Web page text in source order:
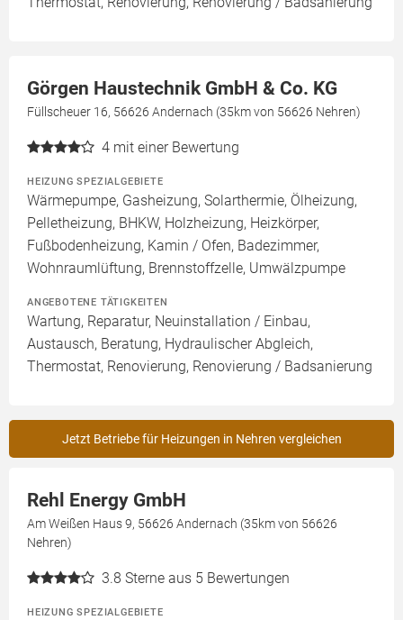
Görgen Haustechnik GmbH & Co. KG
Füllscheuer 16, 56626 Andernach (35km von 56626 Nehren)
4 mit einer Bewertung
HEIZUNG SPEZIALGEBIETE
Wärmepumpe, Gasheizung, Solarthermie, Ölheizung,
Pelletheizung, BHKW, Holzheizung, Heizkörper,
Fußbodenheizung, Kamin / Ofen, Badezimmer,
Wohnraumlüftung, Brennstoffzelle, Umwälzpumpe
ANGEBOTENE TÄTIGKEITEN
Wartung, Reparatur, Neuinstallation / Einbau,
Austausch, Beratung, Hydraulischer Abgleich,
Thermostat, Renovierung, Renovierung / Badsanierung
Jetzt Betriebe für Heizungen in Nehren vergleichen
Rehl Energy GmbH
Am Weißen Haus 9, 56626 Andernach (35km von 56626
Nehren)
3.8 Sterne aus 5 Bewertungen
HEIZUNG SPEZIALGEBIETE